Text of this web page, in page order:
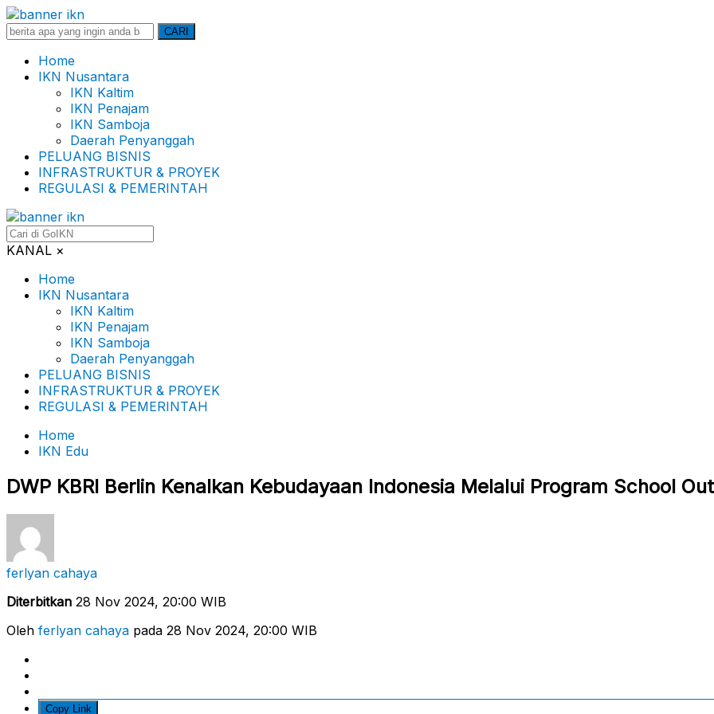
Search
CARI
Home
IKN Nusantara
IKN Kaltim
IKN Penajam
IKN Samboja
Daerah Penyanggah
PELUANG BISNIS
INFRASTRUKTUR & PROYEK
REGULASI & PEMERINTAH
KANAL ×
Home
IKN Nusantara
IKN Kaltim
IKN Penajam
IKN Samboja
Daerah Penyanggah
PELUANG BISNIS
INFRASTRUKTUR & PROYEK
REGULASI & PEMERINTAH
Home
IKN Edu
DWP KBRI Berlin Kenalkan Kebudayaan Indonesia Melalui Program School
ferlyan cahaya
Diterbitkan 28 Nov 2024, 20:00 WIB
Oleh ferlyan cahaya pada 28 Nov 2024, 20:00 WIB
Copy Link